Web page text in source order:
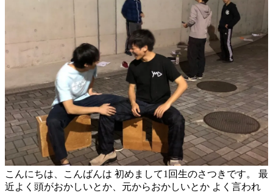
こんにちは、こんばんは 初めまして1回生のさつきです。 最
近よく頭がおかしいとか、元からおかしいとか よく言われ